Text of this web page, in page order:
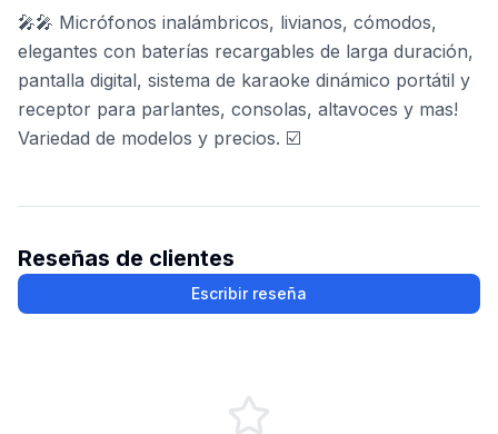
🎤🎤 Micrófonos inalámbricos, livianos, cómodos,
elegantes con baterías recargables de larga duración,
pantalla digital, sistema de karaoke dinámico portátil y
receptor para parlantes, consolas, altavoces y mas!
Variedad de modelos y precios. ☑️
Reseñas de clientes
Escribir reseña